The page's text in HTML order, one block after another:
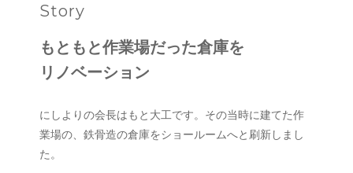
Story
もともと作業場だった倉庫を
リノベーション
にしよりの会長はもと大工です。その当時に建てた作
業場の、鉄骨造の倉庫をショールームへと刷新しまし
た。